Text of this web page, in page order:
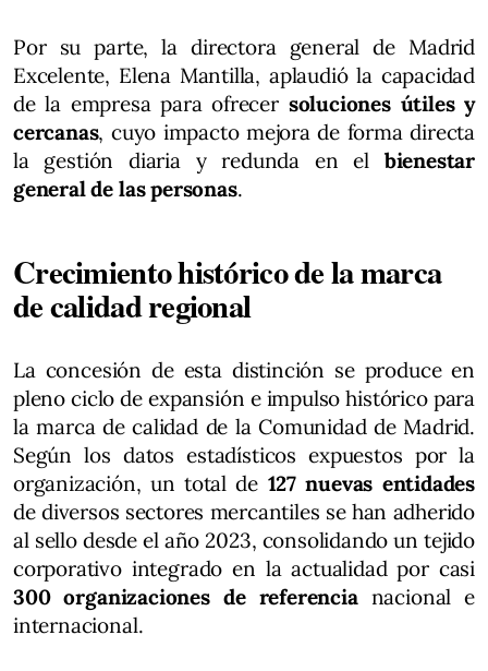
Por su parte, la directora general de Madrid
Excelente, Elena Mantilla, aplaudió la capacidad
de la empresa para ofrecersoluciones útiles y
cercanas, cuyo impacto mejora de forma directa
la gestión diaria y redunda en el bienestar
general de las personas.
Crecimiento histórico de la marca
de calidad regional
La concesión de esta distinción se produce en
pleno ciclo de expansión e impulso histórico para
la marca de calidad de la Comunidad de Madrid.
Según los datos estadísticos expuestos por la
organización, un total de 127 nuevas entidades
de diversos sectores mercantiles se han adherido
al sello desde el año 2023, consolidando un tejido
corporativo integrado en la actualidad por casi
300 organizaciones de referencianacional e
internacional.